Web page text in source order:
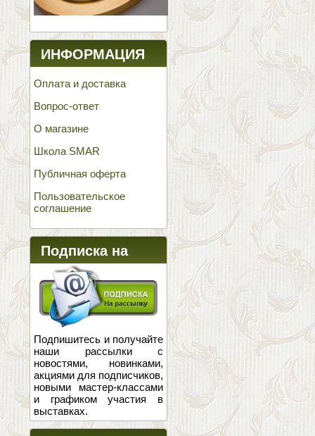
ИНФОРМАЦИЯ
Оплата и доставка
Вопрос-ответ
О магазине
Школа SMAR
Публичная оферта
Пользовательское
соглашение
Подписка на
новости
Подпишитесь и получайте
наши рассылки с
новостями, новинками,
акциями для подписчиков,
новыми мастер-классами
и графиком участия в
выставках.